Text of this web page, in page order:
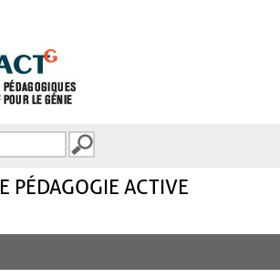
PÉDAGOGIE ACTIVE